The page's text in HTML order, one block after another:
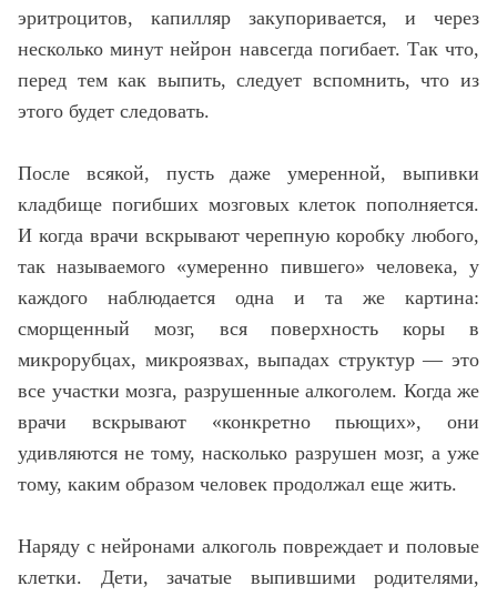
эритроцитов, капилляр закупоривается, и через
несколько минут нейрон навсегда погибает. Так что,
перед тем как выпить, следует вспомнить, что из
этого будет следовать.
После всякой, пусть даже умеренной, выпивки
кладбище погибших мозговых клеток пополняется.
И когда врачи вскрывают черепную коробку любого,
так называемого «умеренно пившего» человека, у
каждого наблюдается одна и та же картина:
сморщенный мозг, вся поверхность коры в
микрорубцах, микроязвах, выпадах структур — это
все участки мозга, разрушенные алкоголем. Когда же
врачи вскрывают «конкретно пьющих», они
удивляются не тому, насколько разрушен мозг, а уже
тому, каким образом человек продолжал еще жить.
Наряду с нейронами алкоголь повреждает и половые
клетки. Дети, зачатые выпившими родителями,